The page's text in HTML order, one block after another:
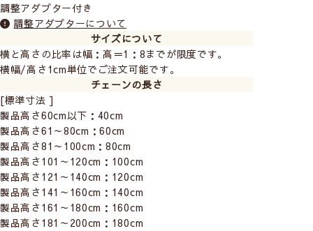
さらっとした質感でモダンなカラートーンです。水拭き
OKなので汚れてもサッとお手入れできます。
生地の透過性
確認方法：室外で窓から1ｍ程度離れた位置から撮影し、光
の漏れ方と室内の見え方を確認しています。
調整アダプター付き
調整アダプターについて
サイズについて
横と高さの比率は幅：高＝1：8までが限度です。
横幅/高さ1cm単位でご注文可能です。
チェーンの長さ
[標準寸法 ]
製品高さ60cm以下：40cm
製品高さ61～80cm：60cm
製品高さ81～100cm：80cm
製品高さ101～120cm：100cm
製品高さ121～140cm：120cm
製品高さ141～160cm：140cm
製品高さ161～180cm：160cm
製品高さ181～200cm：180cm